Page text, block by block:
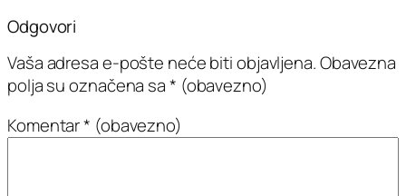
Odgovori
Vaša adresa e-pošte neće biti objavljena.Obavezna
polja su označena sa* (obavezno)
Komentar* (obavezno)